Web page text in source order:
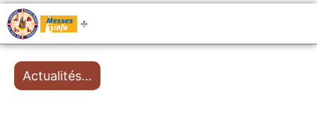
Messes
Actualités…